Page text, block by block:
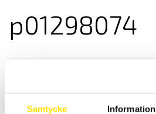
Samtycke Information
p01298074